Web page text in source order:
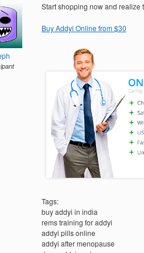
Start shopping now and realize
Buy Addyi Online from $30
Tags:
buy addyi in india
rems training for addyi
addyi pills online
addyi after menopause